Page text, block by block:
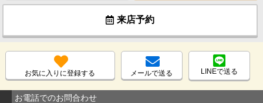
来店予約
お気に入りに登録する メールで送る LINEで送る
お電話でのお問合わせ